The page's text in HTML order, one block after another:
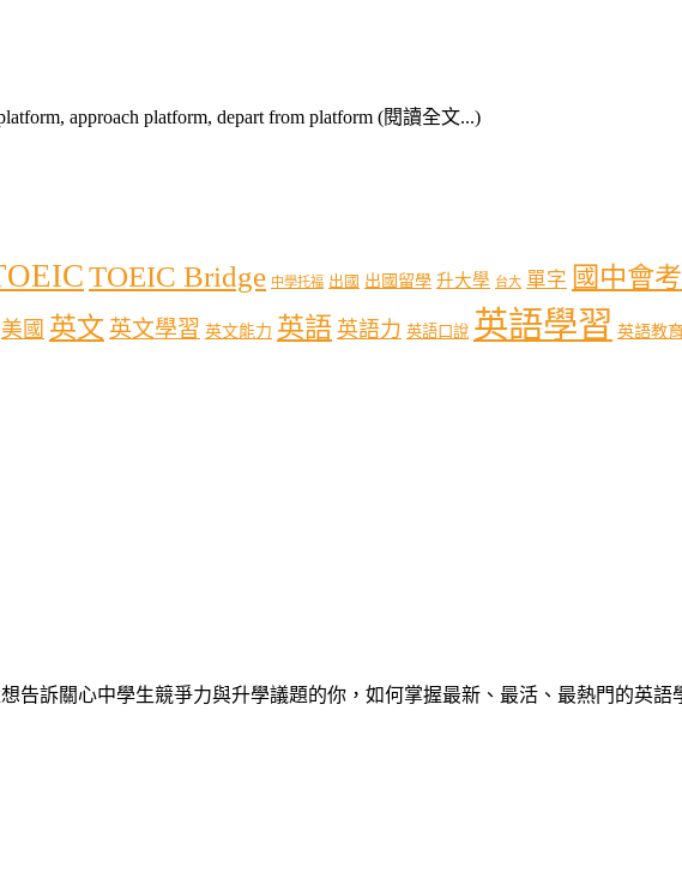
approach platform, depart from platform (閱讀全文...)
TOEIC Bridge 中學托福 出國 出國留學 升大學 台大 單字 國中會考
美國 英文 英文學習 英文能力 英語 英語力 英語口說 英語學習 英語教
告訴關心中學生競爭力與升學議題的你，如何掌握最新、最活、最熱門的英語